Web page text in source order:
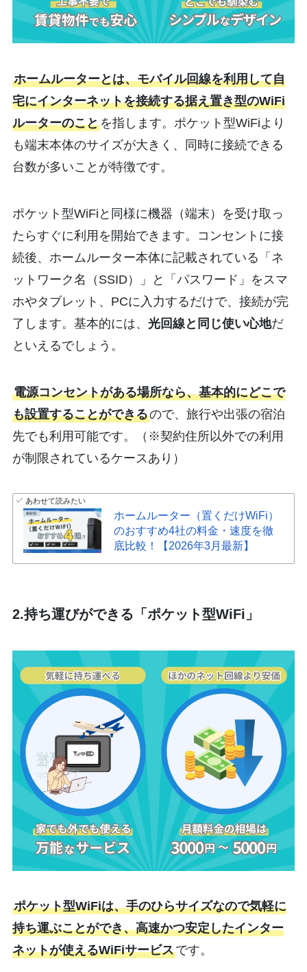
ホームルーターとは、モバイル回線を利用して自
宅にインターネットを接続する据え置き型のWiFi
ルーターのことを指します。ポケット型WiFiより
も端末本体のサイズが大きく、同時に接続できる
台数が多いことが特徴です。
ポケット型WiFiと同様に機器（端末）を受け取っ
たらすぐに利用を開始できます。コンセントに接
続後、ホームルーター本体に記載されている「ネ
ットワーク名（SSID）」と「パスワード」をスマ
ホやタブレット、PCに入力するだけで、接続が完
了します。基本的には、 光回線と同じ使い心地だ
といえるでしょう。
電源コンセントがある場所なら、基本的にどこで
も設置することができるので、旅行や出張の宿泊
先でも利用可能です。（※契約住所以外での利用
が制限されているケースあり）
あわせて読みたい
ホームルーター（置くだけWiFi）
のおすすめ4社の料金・速度を徹
底比較！【2026年3月最新】
2.持ち運びができる「ポケット型WiFi」
ポケット型WiFiは、手のひらサイズなので気軽に
持ち運ぶことができ、高速かつ安定したインター
ネットが使えるWiFiサービスです。